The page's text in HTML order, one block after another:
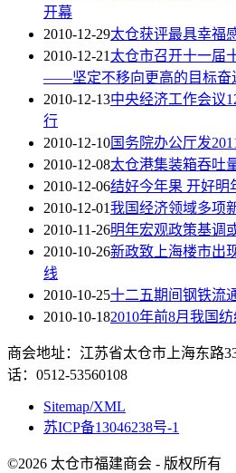
开幕
2010-12-29太仓获评最具幸福
2010-12-21太仓市召开十一届
——坚定不移向更高的目标奋
2010-12-13中央经济工作会议
行
2010-12-10国务院办公厅发
2010-12-08太仓港集装箱吞吐
2010-12-06结好今年果 开好明
2010-12-01我国经济领域多项
2010-11-26明年宏观政策基调
2010-10-26新政致上海楼市出
线
2010-10-25十二五期间钢铁流
2010-10-182010年前8月我国
商会地址：江苏省太仓市上海东路
话：0512-53560108
Sitemap/XML
苏ICP备13046238号-1
©2026 太仓市福建商会 - 版权所有